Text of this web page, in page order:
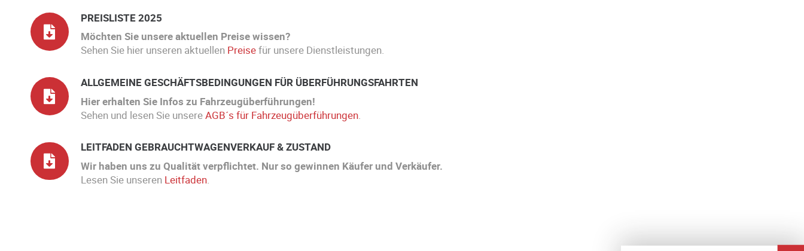
PREISLISTE 2025
Möchten Sie unsere aktuellen Preise wissen?
Sehen Sie hier unseren aktuellen Preisefür unsere Dienstleistungen.
ALLGEMEINE GESCHÄFTSBEDINGUNGEN FÜR ÜBERFÜHRUNGSFAHRTEN
Hier erhalten Sie Infos zu Fahrzeugüberführungen!
Sehen und lesen Sie unsereAGB´s für Fahrzeugüberführungen.
LEITFADEN GEBRAUCHTWAGENVERKAUF & ZUSTAND
Wir haben uns zu Qualität verpflichtet. Nur so gewinnen Käufer und Verkäufer.
Lesen Sie unseren Leitfaden.